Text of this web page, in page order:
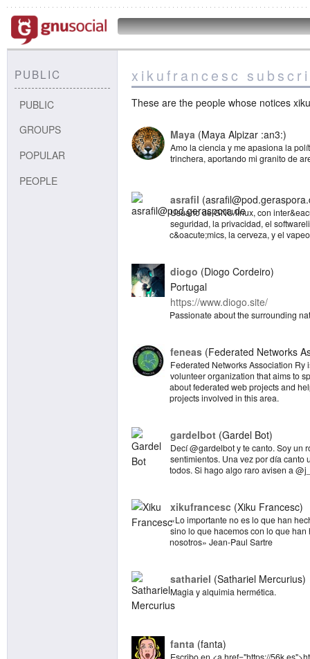
PUBLIC
PUBLIC
GROUPS
POPULAR
PEOPLE
xikufrancesc
These are the people whose notices
Maya Maya Alpizar :an3:
Amo la ciencia y me apasiona la
trinchera, aportando mi granito de
asrafil
Usuario de GNU/linux, con
seguridad, la privacidad, el
c&oacute;mics, la cerveza, y el
diogo Diogo Cordeiro
Portugal
https://www.diogo.site/
Passionate about the surrounding
feneas Federated Networks
Federated Networks Association Ry
volunteer organization that aims to
about federated web projects and
projects involved in this area.
gardelbot Gardel Bot
Decí @gardelbot y te canto. Soy un
sentimientos. Una vez por día canto
todos. Si hago algo raro avisen a
xikufrancesc Xiku Francesc
«Lo importante no es lo que han
sino lo que hacemos con lo que han
nosotros» Jean-Paul Sartre
sathariel Sathariel Mercurius
Magia y alquimia hermética.
fanta fanta
Escribo en <a href="https://